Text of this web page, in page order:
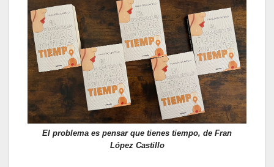
El problema es pensar que tienes tiempo, de Fran
López Castillo